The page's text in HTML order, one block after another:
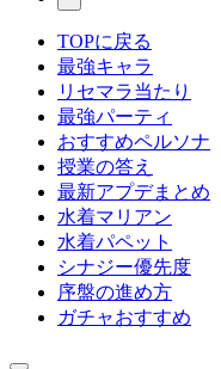
TOPに戻る
最強キャラ
リセマラ当たり
最強パーティ
おすすめペルソナ
授業の答え
最新アプデまとめ
水着マリアン
水着パペット
シナジー優先度
序盤の進め方
ガチャおすすめ